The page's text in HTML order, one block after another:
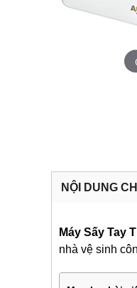
NỘI DUNG
Máy Sấy Tay
nhà vệ sinh